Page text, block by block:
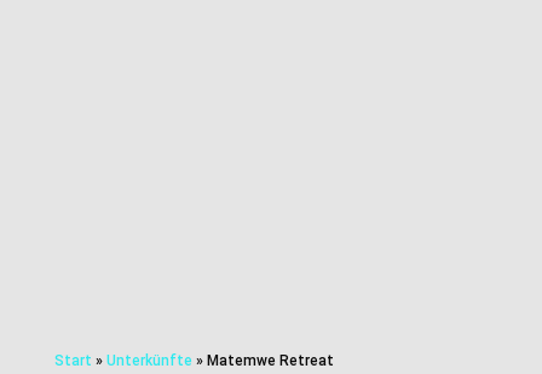
Start » Unterkünfte » Matemwe Retreat